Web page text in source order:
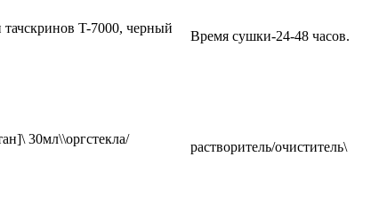
тачскринов T-7000, черный
Время сушки-24-48 часов.
30мл\\оргстекла/
растворитель/очиститель\